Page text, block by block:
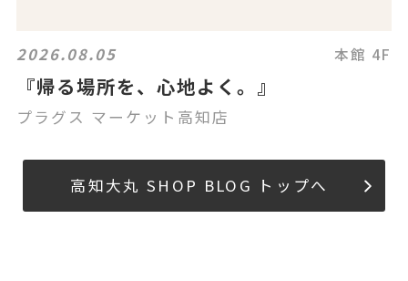
2026.08.05 本館 4F
『帰る場所を、心地よく。』
プラグス マーケット高知店
高知大丸 SHOP BLOG トップへ